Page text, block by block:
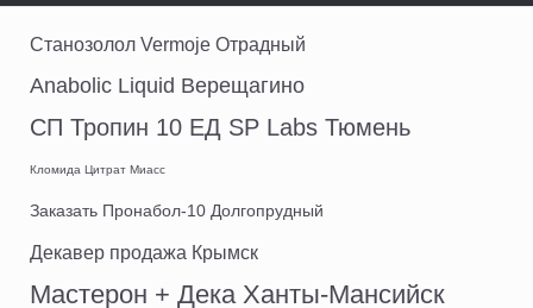
Станозолол Vermoje Отрадный
Anabolic Liquid Верещагино
СП Тропин 10 ЕД SP Labs Тюмень
Кломида Цитрат Миасс
Заказать Пронабол-10 Долгопрудный
Декавер продажа Крымск
Мастерон + Дека Ханты-Мансийск